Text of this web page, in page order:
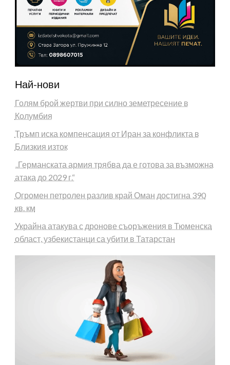
Най-нови
Голям брой жертви при силно земетресение в
Колумбия
Тръмп иска компенсация от Иран за конфликта в
Близкия изток
„Германската армия трябва да е готова за възможна
атака до 2029 г.“
Огромен петролен разлив край Оман достигна 390
кв. км
Украйна атакува с дронове съоръжения в Тюменска
област, узбекистанци са убити в Татарстан